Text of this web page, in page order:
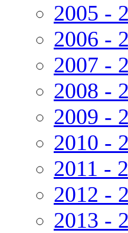
2005 -
2006 -
2007 -
2008 -
2009 -
2010 -
2011 -
2012 -
2013 -